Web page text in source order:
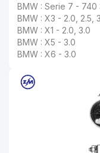
BMW : Serie 7 - 740
BMW : X3 - 2.0, 2.5,
BMW : X1 - 2.0, 3.0
BMW : X5 - 3.0
BMW : X6 - 3.0